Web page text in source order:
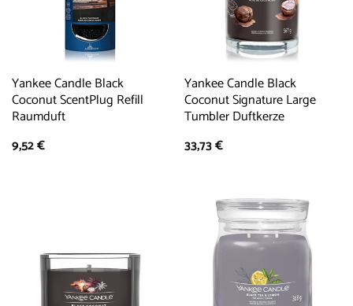
Yankee Candle Black
Coconut ScentPlug Refill
Raumduft
9,52€
Yankee Candle Black
Coconut Signature Large
Tumbler Duftkerze
33,73€